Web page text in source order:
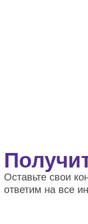
Оставьте свои
ответим на все